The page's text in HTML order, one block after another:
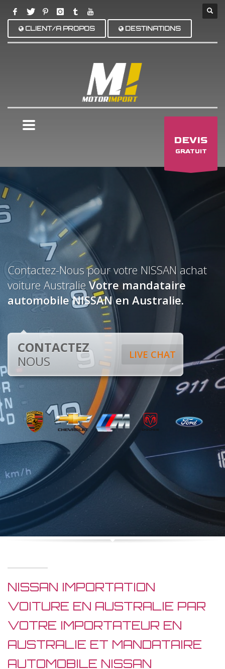
CLIENT/A PROPOS DESTINATIONS
DEVIS
GRATUIT
Contactez-Nous pour votre NISSAN achat
voiture Australie Votre mandataire
automobile NISSAN en Australie.
LIVE CHAT
CONTACTEZ
NOUS
NISSAN IMPORTATION
VOITURE EN AUSTRALIE PAR
VOTRE IMPORTATEUR EN
AUSTRALIE ET MANDATAIRE
AUTOMOBILE NISSAN